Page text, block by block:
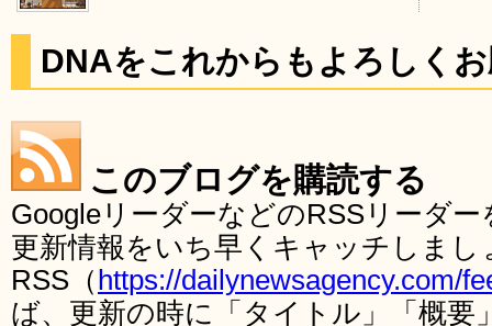
DNAをこれからもよろしく
このブログを購読する
GoogleリーダーなどのRSSリーダ
更新情報をいち早くキャッチしま
RSS（ https://dailynewsagency.com/
ば、更新の時に「タイトル」「概要